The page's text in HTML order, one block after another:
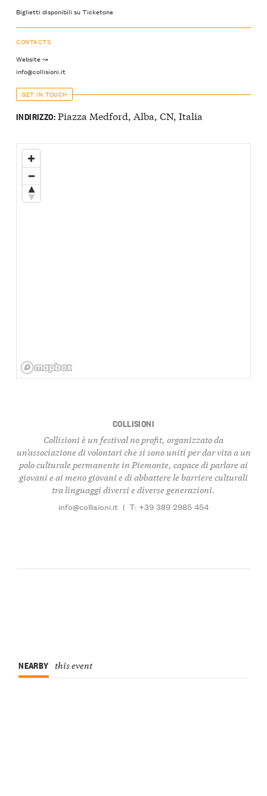
Biglietti disponibili su Ticketone
CONTACTS
Website ↝
info@collisioni.it
GET IN TOUCH
INDIRIZZO:Piazza Medford, Alba, CN, Italia
COLLISIONI
Collisioni è un festival no profit, organizzato da
un’associazione di volontari che si sono uniti per dar vita a un
polo culturale permanente in Piemonte, capace di parlare ai
giovani e ai meno giovani e di abbattere le barriere culturali
tra linguaggi diversi e diverse generazioni.
info@collisioni.it | T: +39 389 2985 454
NEARBY this event